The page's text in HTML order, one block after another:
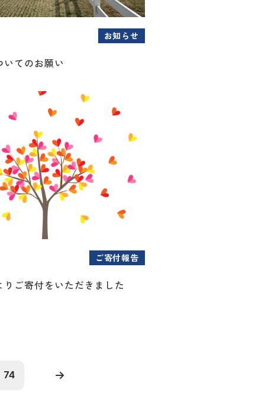
お知らせ
てのお願い
ご寄付報告
ご寄付をいただきました
74